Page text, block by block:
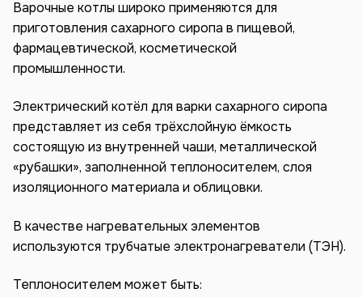
Варочные котлы широко применяются для
приготовления сахарного сиропа в пищевой,
фармацевтической, косметической
промышленности.
Электрический котёл для варки сахарного сиропа
представляет из себя трёхслойную ёмкость
состоящую из внутренней чаши, металлической
«рубашки», заполненной теплоносителем, слоя
изоляционного материала и облицовки.
В качестве нагревательных элементов
используются трубчатые электронагреватели (ТЭН).
Теплоносителем может быть: